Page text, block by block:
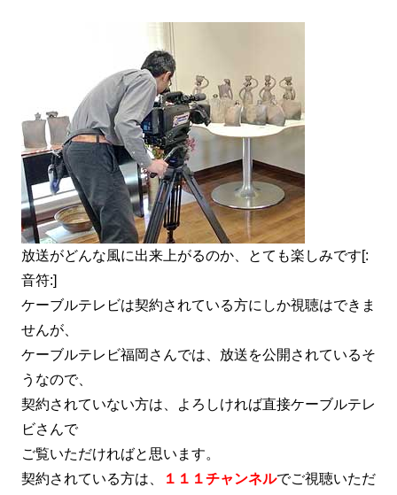
放送がどんな風に出来上がるのか、とても楽しみです[:
音符:]
ケーブルテレビは契約されている方にしか視聴はできま
せんが、
ケーブルテレビ福岡さんでは、放送を公開されているそ
うなので、
契約されていない方は、よろしければ直接ケーブルテレ
ビさんで
ご覧いただければと思います。
契約されている方は、
１１１チャンネルでご視聴いただ